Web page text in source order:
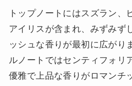
トップノートにはスズラン、
アイリスが含まれ、みずみず
ッシュな香りが最初に広がり
ルノートではセンティフォリ
優雅で上品な香りがロマンチ